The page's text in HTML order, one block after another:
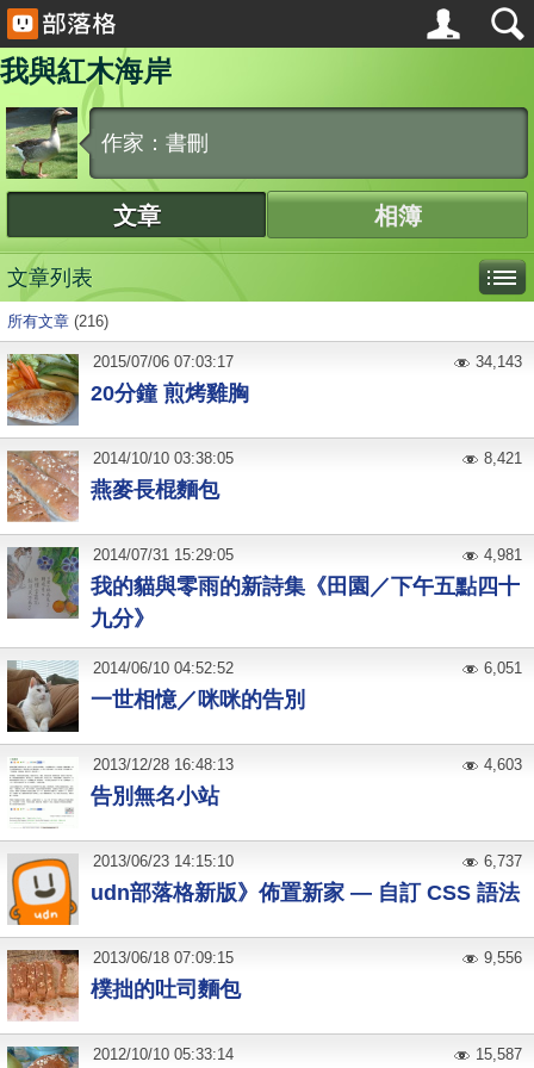
我與紅木海岸
作家：書刪
文章 相簿
文章列表
所有文章 (216)
20分鐘 煎烤雞胸
2015/07/06 07:03:17 34,143
燕麥長棍麵包
2014/10/10 03:38:05 8,421
我的貓與零雨的新詩集《田園／下午五點四十
九分》
2014/07/31 15:29:05 4,981
一世相憶／咪咪的告別
2014/06/10 04:52:52 6,051
告別無名小站
2013/12/28 16:48:13 4,603
udn部落格新版》佈置新家 — 自訂 CSS 語法
2013/06/23 14:15:10 6,737
樸拙的吐司麵包
2013/06/18 07:09:15 9,556
2012/10/10 05:33:14 15,587